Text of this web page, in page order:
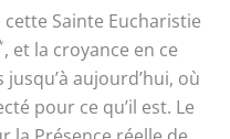
cette Sainte Eucharistie
, et la croyance en ce
aujourd’hui, où
pour ce qu’il est. Le